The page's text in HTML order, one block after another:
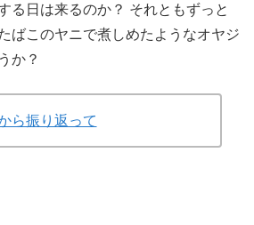
る日は来るのか？ それともずっと
ばこのヤニで煮しめたようなオヤジ
か？
ら振り返って